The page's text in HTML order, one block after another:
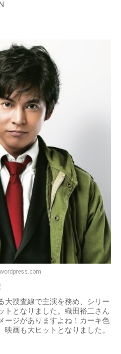
大捜査線で主演を務め、シリー
トとなりました。織田裕二さん
ージがありますよね！カーキ色
画も大ヒットとなりました。